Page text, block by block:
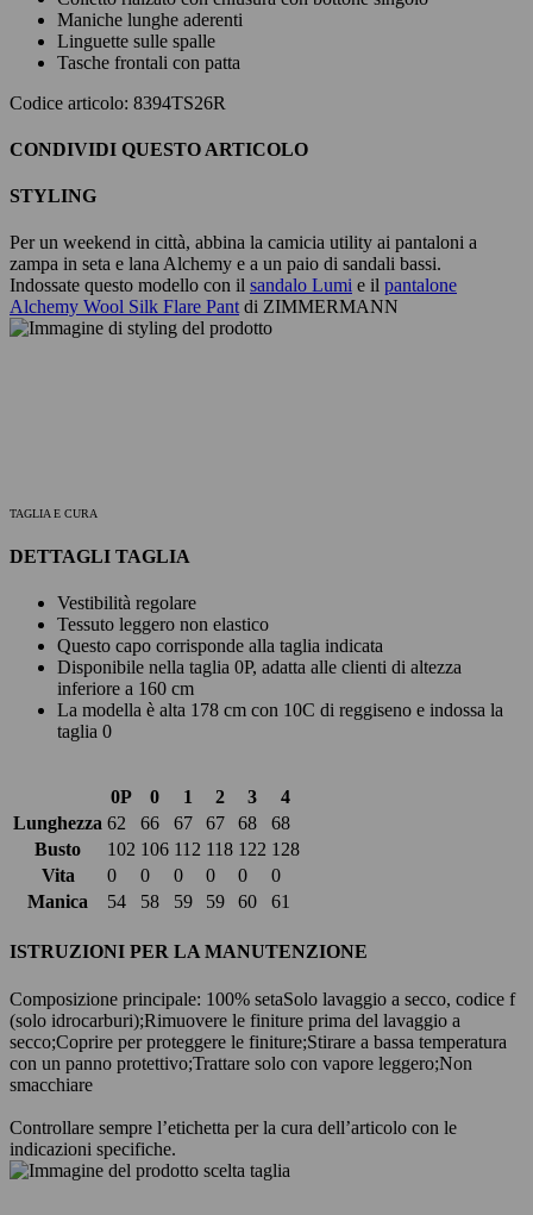
Maniche lunghe aderenti
Linguette sulle spalle
Tasche frontali con patta
Codice articolo: 8394TS26R
CONDIVIDI QUESTO ARTICOLO
STYLING
Per un weekend in città, abbina la camicia utility ai pantaloni a
zampa in seta e lana Alchemy e a un paio di sandali bassi.
Indossate questo modello con il sandalo Lumi e il pantalone
Alchemy Wool Silk Flare Pantdi ZIMMERMANN
TAGLIA E CURA
DETTAGLI TAGLIA
Vestibilità regolare
Tessuto leggero non elastico
Questo capo corrisponde alla taglia indicata
Disponibile nella taglia 0P, adatta alle clienti di altezza
inferiore a 160 cm
La modella è alta 178 cm con 10C di reggiseno e indossa la
taglia 0
0P 0 1 2 3
4
Lunghezza 62 66 67 67 68
68
Busto
102 106 112 118 122 128
Vita
0 0 0 0 0
0
Manica
54 58 59 59 60 61
ISTRUZIONI PER LA MANUTENZIONE
Composizione principale: 100% setaSolo lavaggio a secco, codice f
(solo idrocarburi);Rimuovere le finiture prima del lavaggio a
secco;Coprire per proteggere le finiture;Stirare a bassa temperatura
con un panno protettivo;Trattare solo con vapore leggero;Non
smacchiare
Controllare sempre l’etichetta per la cura dell’articolo con le
indicazioni specifiche.